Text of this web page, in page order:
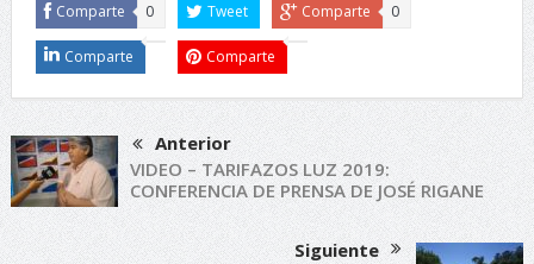
Comparte 0 Tweet Comparte 0
Comparte Comparte
Anterior
VIDEO – TARIFAZOS LUZ 2019:
CONFERENCIA DE PRENSA DE JOSÉ RIGANE
Siguiente